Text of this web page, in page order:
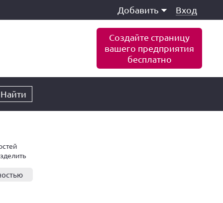
Добавить Вход
Создайте страницу
вашего предприятия
бесплатно
Найти